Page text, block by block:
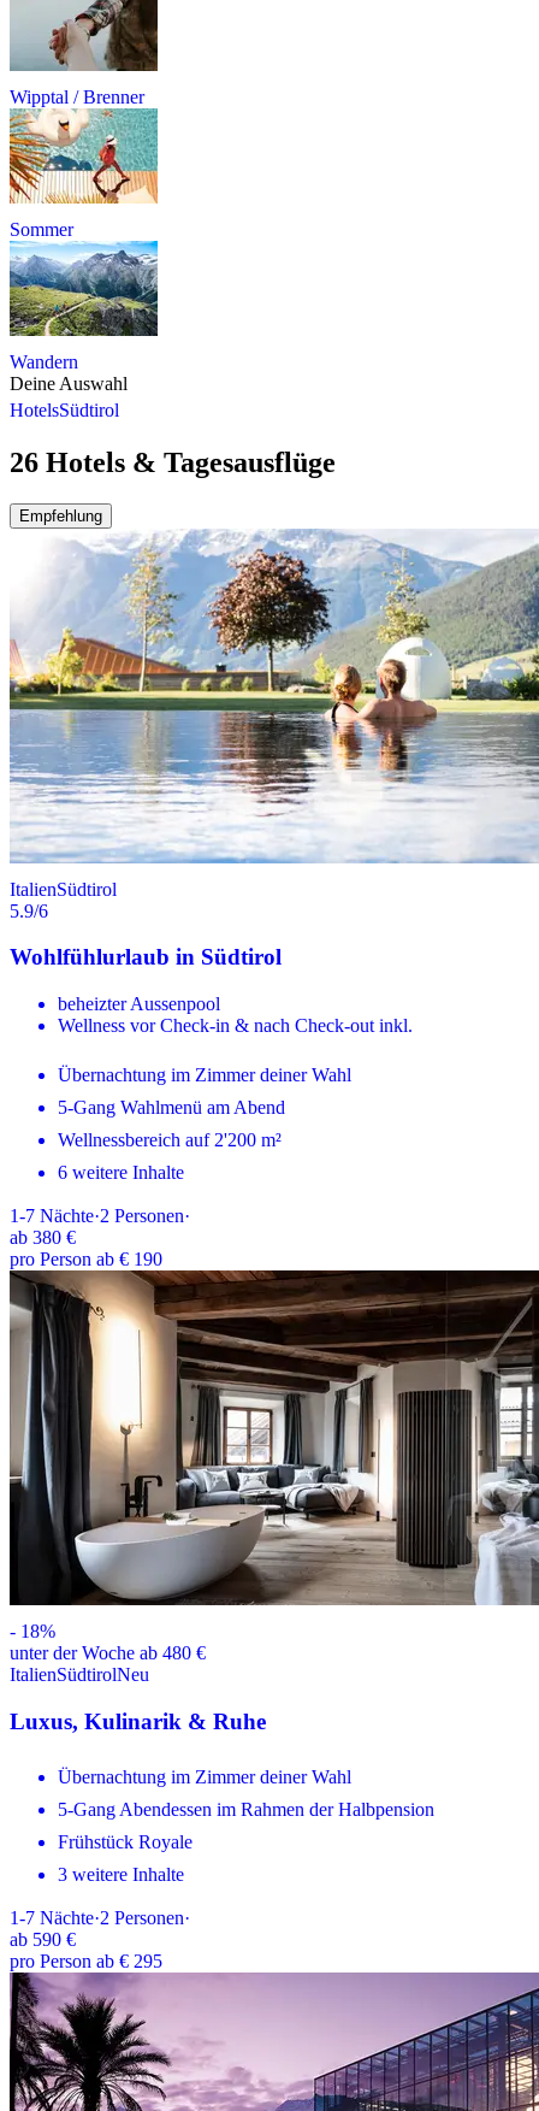
Wipptal / Brenner
Sommer
Wandern
Deine Auswahl
HotelsSüdtirol
26 Hotels & Tagesausflüge
Empfehlung
ItalienSüdtirol
5.9/6
Wohlfühlurlaub in Südtirol
beheizter Aussenpool
Wellness vor Check-in & nach Check-out inkl.
Übernachtung im Zimmer deiner Wahl
5-Gang Wahlmenü am Abend
Wellnessbereich auf 2'200 m²
6 weitere Inhalte
1-7 Nächte·2 Personen·
ab 380 €
pro Person ab € 190
- 18%
unter der Woche ab 480 €
ItalienSüdtirolNeu
Luxus, Kulinarik & Ruhe
Übernachtung im Zimmer deiner Wahl
5-Gang Abendessen im Rahmen der Halbpension
Frühstück Royale
3 weitere Inhalte
1-7 Nächte·2 Personen·
ab 590 €
pro Person ab € 295